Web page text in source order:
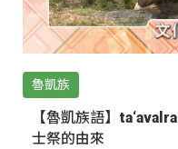
魯凱族
【魯凱族語】
士祭的由來